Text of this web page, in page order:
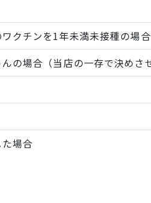
クチンを1年未満未接種の場
の場合（当店の一存で決めさ
場合